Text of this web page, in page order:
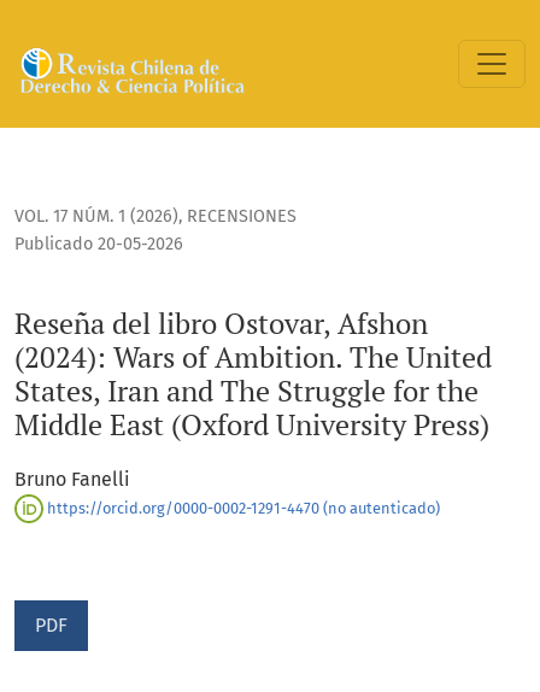
VOL. 17 NÚM. 1 (2026), RECENSIONES
Reseña del libro Ostovar, Afshon
(2024): Wars of Ambition. The United
States, Iran and The Struggle for the
Middle East (Oxford University Press)
Publicado 20-05-2026
Bruno Fanelli
https://orcid.org/0000-0002-1291-4470 (no autenticado)
PDF